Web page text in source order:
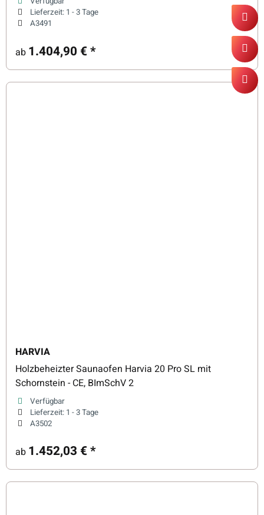
Lieferzeit: 1 - 3 Tage
A3491
ab 1.404,90 €*
HARVIA
Holzbeheizter Saunaofen Harvia 20 Pro SL mit
Schornstein - CE, BImSchV 2
Verfügbar
Lieferzeit: 1 - 3 Tage
A3502
ab 1.452,03 €*